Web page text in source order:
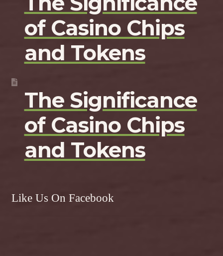
of Casino Chips
and Tokens
The Significance
of Casino Chips
and Tokens
Like Us On Facebook